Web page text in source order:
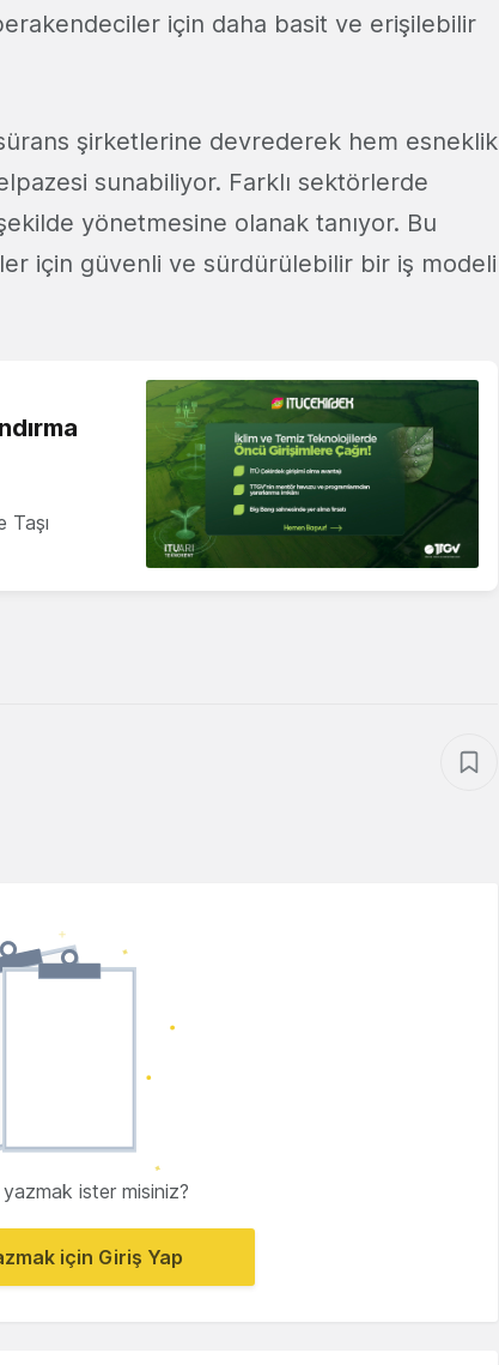
için daha basit ve erişilebilir
şirketlerine devrederek hem esneklik
sunabiliyor. Farklı sektörlerde
yönetmesine olanak tanıyor. Bu
için güvenli ve sürdürülebilir bir iş modeli
Taşı
ister misiniz?
için Giriş Yap